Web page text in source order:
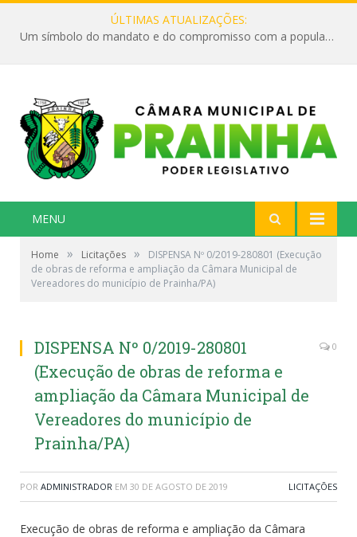
ÚLTIMAS ATUALIZAÇÕES:
Um símbolo do mandato e do compromisso com a população
MENU
Home » Licitações »
DISPENSA Nº 0/2019-280801 (Execução
de obras de reforma e ampliação da Câmara Municipal de
Vereadores do município de Prainha/PA)
DISPENSA Nº 0/2019-280801
(Execução de obras de reforma e
ampliação da Câmara Municipal de
Vereadores do município de
Prainha/PA)
0
POR ADMINISTRADOR EM 30 DE AGOSTO DE 2019 LICITAÇÕES
Execução de obras de reforma e ampliação da Câmara